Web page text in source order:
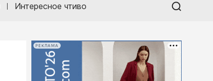
Интересное чтиво
РЕКЛАМА